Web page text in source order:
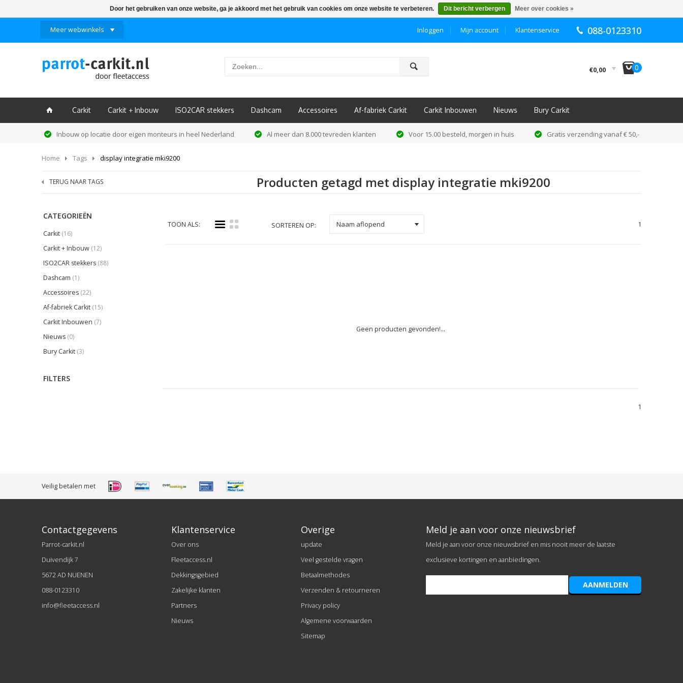
Meer webwinkels 088-0123310
Klantenservice
Mijn account
Inloggen
ô €0,00 I0
ï Carkit Carkit + Inbouw ISO2CAR stekkers Dashcam Accessoires Af-fabriek Carkit Carkit Inbouwen Nieuws Bury Carkit
Inbouw op locatie door eigen monteurs in heel Nederland Al meer dan 8.000 tevreden klanten Voor 15.00 besteld, morgen in huis Gratis verzending vanaf € 50,-
Home Tags display integratie mki9200
TERUG NAAR TAGS Producten getagd met display integratie mki9200
CATEGORIEËN
Carkit (16)
Carkit + Inbouw (12)
ISO2CAR stekkers (88)
Dashcam (1)
Accessoires (22)
Af-fabriek Carkit (15)
Carkit Inbouwen (7)
Nieuws (0)
Bury Carkit (3)
FILTERS
TOON ALS: i k SORTEREN OP: Naam aflopend 1
Geen producten gevonden!...
1
Veilig betalen met
Contactgegevens
Parrot-carkit.nl
Duivendijk 7
5672 AD NUENEN
088-0123310
info@fleetaccess.nl
Klantenservice
Over ons
Fleetaccess.nl
Dekkingsgebied
Zakelijke klanten
Partners
Nieuws
Overige
update
Veel gestelde vragen
Betaalmethodes
Verzenden & retourneren
Privacy policy
Algemene voorwaarden
Sitemap
Meld je aan voor onze nieuwsbrief
Meld je aan voor onze nieuwsbrief en mis nooit meer de laatste
exclusieve kortingen en aanbiedingen.
AANMELDEN
Door het gebruiken van onze website, ga je akkoord met het gebruik van cookies om onze website te verbeteren. Dit bericht verbergen Meer over cookies »